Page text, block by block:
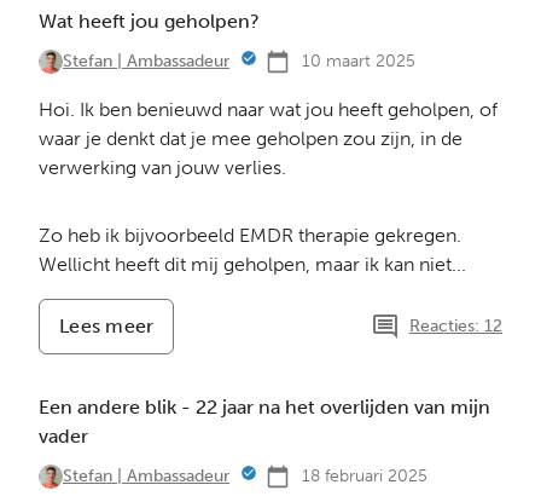
lotgenoten
contact
groep
met
Elkaar"
Wat heeft jou geholpen?
Stefan | Ambassadeur 10 maart 2025
Hoi. Ik ben benieuwd naar wat jou heeft geholpen, of
waar je denkt dat je mee geholpen zou zijn, in de
verwerking van jouw verlies.
Zo heb ik bijvoorbeeld EMDR therapie gekregen.
Wellicht heeft dit mij geholpen, maar ik kan niet...
Lees meer
Wat
jou
geholpen?
Reacties: 12
Een andere blik - 22 jaar na het overlijden van mijn
vader
Stefan | Ambassadeur 18 februari 2025